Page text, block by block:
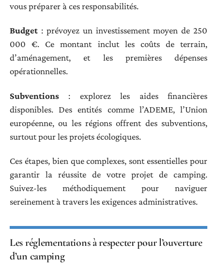
vous préparer à ces responsabilités.
Budget : prévoyez un investissement moyen de 250
000 €. Ce montant inclut les coûts de terrain,
d’aménagement, et les premières dépenses
opérationnelles.
Subventions : explorez les aides financières
disponibles. Des entités comme l’ADEME, l’Union
européenne, ou les régions offrent des subventions,
surtout pour les projets écologiques.
Ces étapes, bien que complexes, sont essentielles pour
garantir la réussite de votre projet de camping.
Suivez-les méthodiquement pour naviguer
sereinement à travers les exigences administratives.
Les réglementations à respecter pour l’ouverture
d’un camping